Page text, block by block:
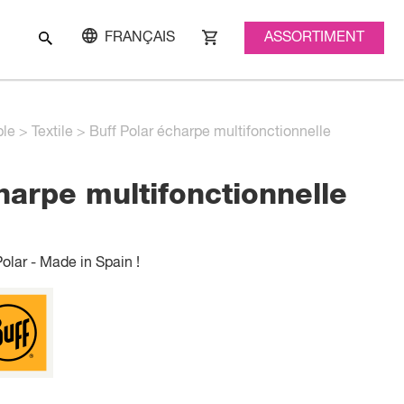
FRANÇAIS ASSORTIMENT
> Textile > Buff Polar écharpe multifonctionnelle
multifonctionnelle
- Made in Spain !